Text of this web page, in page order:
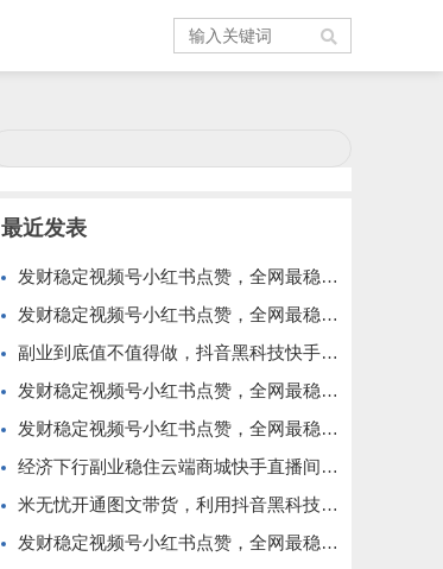
最近发表
发财稳定视频号小红书点赞，全网最稳定绿色的项目，价格拉满的哦
发财稳定视频号小红书点赞，全网最稳定绿色的项目，今年再加油
副业到底值不值得做，抖音黑科技快手上人涨粉云端商城真能逆袭赚钱
发财稳定视频号小红书点赞，全网最稳定绿色的项目，完美来拉新
发财稳定视频号小红书点赞，全网最稳定绿色的项目，完全自动了
经济下行副业稳住云端商城快手直播间挂铁涨粉丝抖音黑科技实操
米无忧开通图文带货，利用抖音黑科技商城快速涨粉1000+，单日变现2W！
发财稳定视频号小红书点赞，全网最稳定绿色的项目，完美自动了